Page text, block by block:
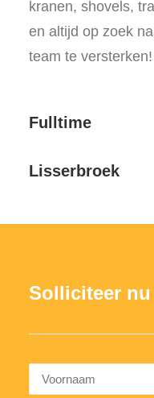
kranen, shovels,
en altijd op zoek
team te versterken!
Fulltime
Lisserbroek
Solliciteer nu